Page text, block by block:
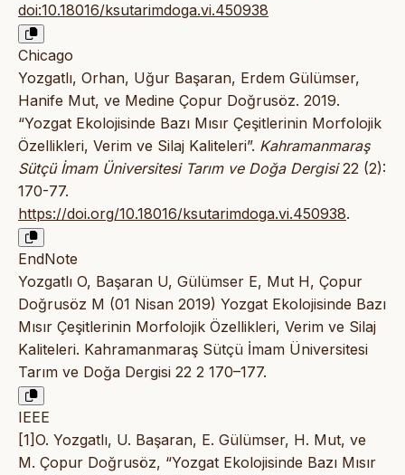
doi:10.18016/ksutarimdoga.vi.450938
Chicago
Yozgatlı, Orhan, Uğur Başaran, Erdem Gülümser,
Hanife Mut, ve Medine Çopur Doğrusöz. 2019.
“Yozgat Ekolojisinde Bazı Mısır Çeşitlerinin Morfolojik
Özellikleri, Verim ve Silaj Kaliteleri”. Kahramanmaraş
Sütçü İmam Üniversitesi Tarım ve Doğa Dergisi22 (2):
170-77.
https://doi.org/10.18016/ksutarimdoga.vi.450938.
EndNote
Yozgatlı O, Başaran U, Gülümser E, Mut H, Çopur
Doğrusöz M (01 Nisan 2019) Yozgat Ekolojisinde Bazı
Mısır Çeşitlerinin Morfolojik Özellikleri, Verim ve Silaj
Kaliteleri. Kahramanmaraş Sütçü İmam Üniversitesi
Tarım ve Doğa Dergisi 22 2 170–177.
IEEE
[1]O. Yozgatlı, U. Başaran, E. Gülümser, H. Mut, ve
M. Çopur Doğrusöz, “Yozgat Ekolojisinde Bazı Mısır